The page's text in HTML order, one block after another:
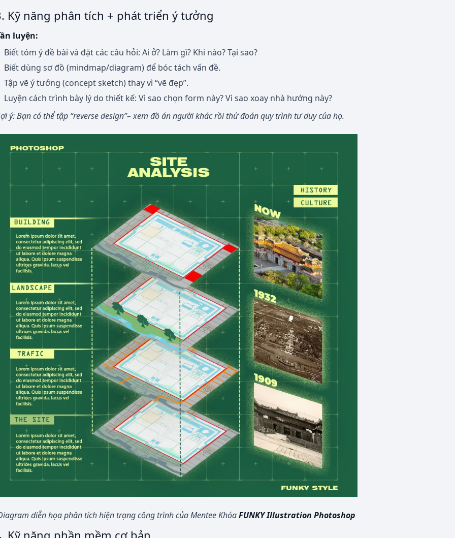
Kỹ năng phân tích + phát triển ý tưởng
luyện:
Biết tóm ý đề bài và đặt các câu hỏi: Ai ở? Làm gì? Khi nào? Tại sao?
Biết dùng sơ đồ (mindmap/diagram) để bóc tách vấn đề.
Tập vẽ ý tưởng (concept sketch) thay vì “vẽ đẹp”.
Luyện cách trình bày lý do thiết kế: Vì sao chọn form này? Vì sao xoay nhà hướng này?
ý: Bạn có thể tập “reverse design”– xem đồ án người khác rồi thử đoán quy trình tư duy của họ.
diễn họa phân tích hiện trạng công trình của Mentee KhóaFUNKY Illustration Photoshop
Kỹ năng phần mềm cơ bản